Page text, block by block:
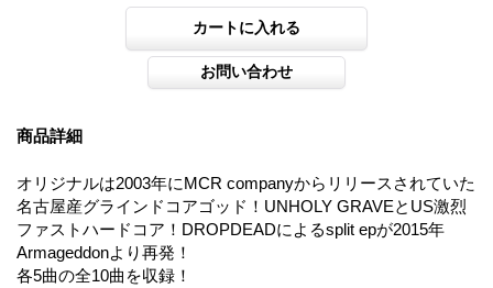
商品詳細
オリジナルは2003年にMCR companyからリリースされていた
名古屋産グラインドコアゴッド！UNHOLY GRAVEとUS激烈
ファストハードコア！DROPDEADによるsplit epが2015年
Armageddonより再発！
各5曲の全10曲を収録！